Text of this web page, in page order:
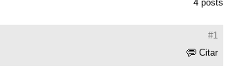
4 posts
#1
Citar